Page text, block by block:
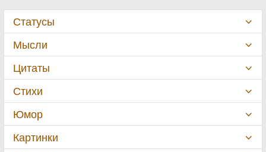
Статусы
Мысли
Цитаты
Стихи
Юмор
Картинки